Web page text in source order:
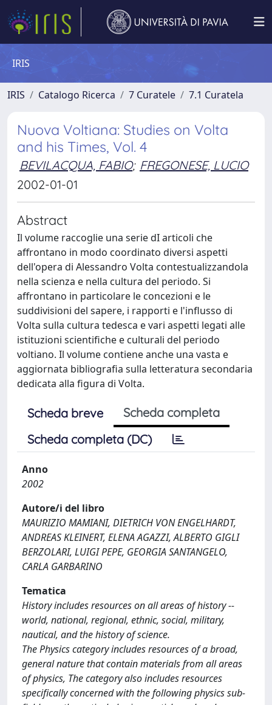
IRIS
IRIS Catalogo Ricerca 7 Curatele 7.1 Curatela
Nuova Voltiana: Studies on Volta
and his Times, Vol. 4
BEVILACQUA, FABIO; FREGONESE, LUCIO
2002-01-01
Abstract
Il volume raccoglie una serie dI articoli che
affrontano in modo coordinato diversi aspetti
dell'opera di Alessandro Volta contestualizzandola
nella scienza e nella cultura del periodo. Si
affrontano in particolare le concezioni e le
suddivisioni del sapere, i rapporti e l'influsso di
Volta sulla cultura tedesca e vari aspetti legati alle
istituzioni scientifiche e culturali del periodo
voltiano. Il volume contiene anche una vasta e
aggiornata bibliografia sulla letteratura secondaria
dedicata alla figura di Volta.
Scheda breve
Scheda completa
Scheda completa (DC)
Anno
2002
Autore/i del libro
MAURIZIO MAMIANI, DIETRICH VON ENGELHARDT,
ANDREAS KLEINERT, ELENA AGAZZI, ALBERTO GIGLI
BERZOLARI, LUIGI PEPE, GEORGIA SANTANGELO,
CARLA GARBARINO
Tematica
History includes resources on all areas of history --
world, national, regional, ethnic, social, military,
nautical, and the history of science.
The Physics category includes resources of a broad,
general nature that contain materials from all areas
of physics, The category also includes resources
specifically concerned with the following physics sub-